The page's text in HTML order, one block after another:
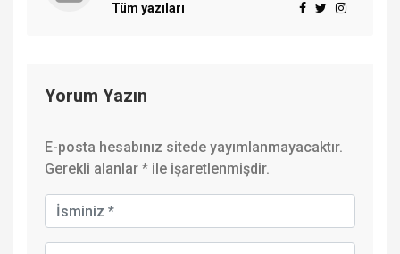
Tüm yazıları
Yorum Yazın
E-posta hesabınız sitede yayımlanmayacaktır.
Gerekli alanlar * ile işaretlenmişdir.